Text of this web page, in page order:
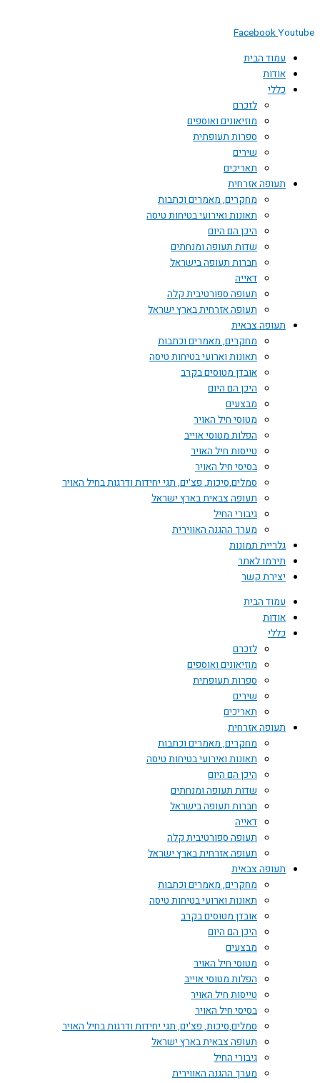
Facebook
עמוד הבית
אודות
כללי
לזכרם
מוזיאונים ואוספים
ספרות תעופתית
שירים
תאריכים
תעופה אזרחית
מחקרים, מאמרים וכתבות
תאונות ואירועי בטיחות טיסה
היכן הם היום
שדות תעופה ומנחתים
חברות תעופה בישראל
דאייה
תעופה ספורטיבית קלה
תעופה אזרחית בארץ ישראל
תעופה צבאית
מחקרים, מאמרים וכתבות
תאונות וארועי בטיחות טיסה
אובדן מטוסים בקרב
היכן הם היום
מבצעים
מטוסי חיל האויר
הפלות מטוסי אוייב
טייסות חיל האויר
בסיסי חיל האויר
סמלים,סיכות, פצ'ים, תגי יחידות ודרגות בחיל האויר
תעופה צבאית בארץ ישראל
גיבורי החיל
מערך ההגנה האווירית
גלריית תמונות
תירמו לאתר
יצירת קשר
עמוד הבית
אודות
כללי
לזכרם
מוזיאונים ואוספים
ספרות תעופתית
שירים
תאריכים
תעופה אזרחית
מחקרים, מאמרים וכתבות
תאונות ואירועי בטיחות טיסה
היכן הם היום
שדות תעופה ומנחתים
חברות תעופה בישראל
דאייה
תעופה ספורטיבית קלה
תעופה אזרחית בארץ ישראל
תעופה צבאית
מחקרים, מאמרים וכתבות
תאונות וארועי בטיחות טיסה
אובדן מטוסים בקרב
היכן הם היום
מבצעים
מטוסי חיל האויר
הפלות מטוסי אוייב
טייסות חיל האויר
בסיסי חיל האויר
סמלים,סיכות, פצ'ים, תגי יחידות ודרגות בחיל האויר
תעופה צבאית בארץ ישראל
גיבורי החיל
מערך ההגנה האווירית